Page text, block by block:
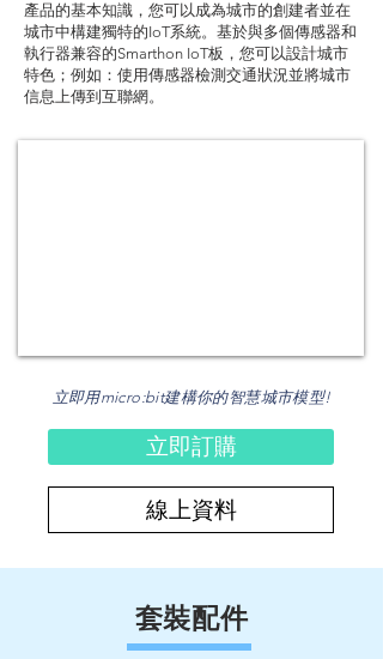
產品的基本知識，您可以成為城市的創建者並在
城市中構建獨特的IoT系統。基於與多個傳感器和
執行器兼容的Smarthon IoT板，您可以設計城市
特色；例如：使用傳感器檢測交通狀況並將城市
信息上傳到互聯網。
立即用micro:bit建構你的智慧城市模型!
立即訂購
線上資料
套裝配件